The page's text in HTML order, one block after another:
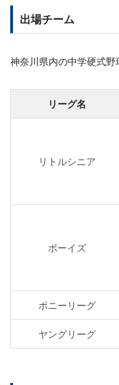
出場チーム
神奈川県内の中学硬式
リーグ名
リトルシニア
ボーイズ
ポニーリーグ
ヤングリーグ